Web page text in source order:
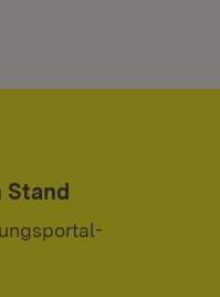
Stand